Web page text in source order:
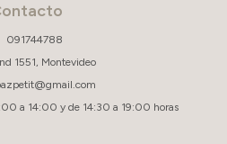
091744788
1551, Montevideo
a 14:00 y de 14:30 a 19:00 horas